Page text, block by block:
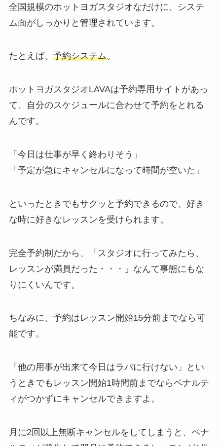
全国規模のホットヨガスタジオなだけに、システ
ム面がしっかりと管理されています。
たとえば、 予約システム。
ホットヨガスタジオLAVAは予約専用サイトがあっ
て、自分のスケジュールに合わせて予約をとれる
んです。
「今日は仕事が早く終わりそう」
「予定が急にキャンセルになって時間が空いた」
といったときでもサクッと予約できるので、好き
な時に好きなレッスンを受けられます。
完全予約制だから、
「スタジオに行ってみたら、
レッスンが満員だった・・・」 なんて事態にもな
りにくいんです。
ちなみに、予約はレッスン開始15分前までなら可
能です。
「他の用事が出来て今日はラバに行けない」
とい
うときでもレッスン開始1時間前までならペナルテ
ィがつかずにキャンセルできますよ。
月に2回以上無断キャンセルをしてしまうと、ペナ